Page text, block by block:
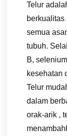
Telur
semua
tubuh.
B,
kesehatan
Telur
dalam
orak-arik ,